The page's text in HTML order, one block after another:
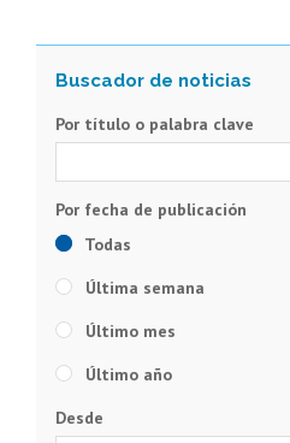
Por título o palabra clave
Todas
Última semana
Último mes
Último año
Desde